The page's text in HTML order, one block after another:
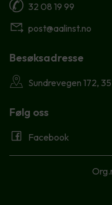
32 08 19 99
post@aalinst.no
Besøksadresse
Sundrevegen 172,
Følg oss
Facebook